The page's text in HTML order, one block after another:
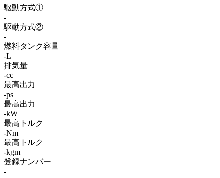
駆動方式①
-
駆動方式②
-
燃料タンク容量
-L
排気量
-cc
最高出力
-ps
最高出力
-kW
最高トルク
-Nm
最高トルク
-kgm
登録ナンバー
-